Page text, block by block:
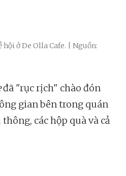
ở De Olla Cafe. | Nguồn:
đã "rục rịch" chào đón
gian bên trong quán
các hộp quà và cả